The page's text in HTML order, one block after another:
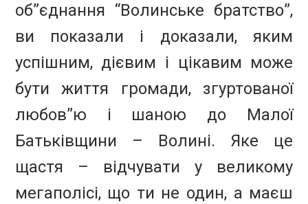
об”єднання “Волинське братство”,
ви показали і доказали, яким
успішним, дієвим і цікавим може
бути життя громади, згуртованої
любов”ю і шаною до Малої
Батьківщини – Волині. Яке це
щастя – відчувати у великому
мегаполісі, що ти не один, а маєш